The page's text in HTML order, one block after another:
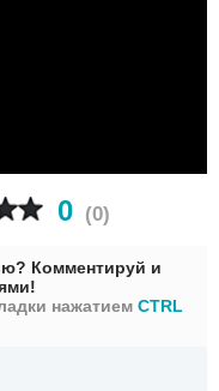
0 (0)
Комментируй и
нажатием CTRL